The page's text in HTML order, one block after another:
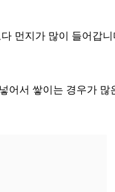
먼지가 많이 들어갑
어서 쌓이는 경우가